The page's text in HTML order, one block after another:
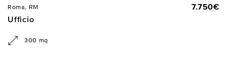
Roma, RM
7.750€
Ufficio
300 mq